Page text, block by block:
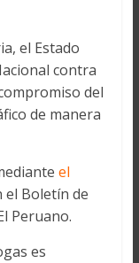
el Estado
contra
del
de manera
el
el Boletín de
Peruano.
es